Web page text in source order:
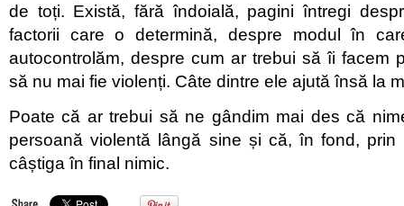
de toți. Există, fără îndoială, pagini întregi
factorii care o determină, despre modul în
autocontrolăm, despre cum ar trebui să îi facem
să nu mai fie violenți. Câte dintre ele ajută însă la
Poate că ar trebui să ne gândim mai des că
persoană violentă lângă sine și că, în fond, prin
câștiga în final nimic.